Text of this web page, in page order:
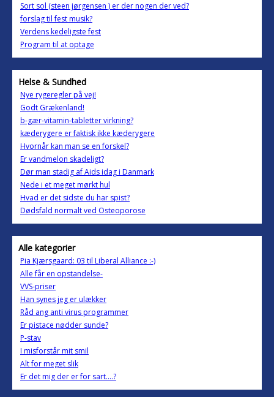
Sort sol (steen jørgensen ) er der nogen der ved?
forslag til fest musik?
Verdens kedeligste fest
Program til at optage
Helse & Sundhed
Nye rygeregler på vej!
Godt Grækenland!
b-gær-vitamin-tabletter virkning?
kæderygere er faktisk ikke kæderygere
Hvornår kan man se en forskel?
Er vandmelon skadeligt?
Dør man stadig af Aids idag i Danmark
Nede i et meget mørkt hul
Hvad er det sidste du har spist?
Dødsfald normalt ved Osteoporose
Alle kategorier
Pia Kjærsgaard: 03 til Liberal Alliance :-)
Alle får en opstandelse-
VVS-priser
Han synes jeg er ulækker
Råd ang anti virus programmer
Er pistace nødder sunde?
P-stav
I misforstår mit smil
Alt for meget slik
Er det mig der er for sart....?